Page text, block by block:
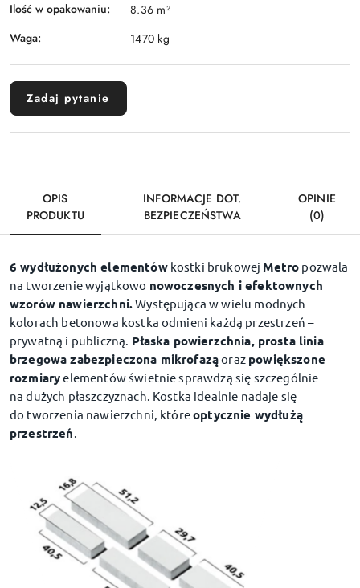
Ilość w opakowaniu:
8.36 m²
Waga:
1470 kg
Zadaj pytanie
OPIS
PRODUKTU
INFORMACJE DOT.
BEZPIECZEŃSTWA
OPINIE
(0)
6 wydłużonych elementówkostki brukowej Metro pozwala
na tworzenie wyjątkowo nowoczesnych i efektownych
wzorów nawierzchni.Występująca w wielu modnych
kolorach betonowa kostka odmieni każdą przestrzeń –
prywatną i publiczną. Płaska powierzchnia, prosta linia
brzegowa zabezpieczona mikrofaząoraz powiększone
rozmiaryelementów świetnie sprawdzą się szczególnie
na dużych płaszczyznach. Kostka idealnie nadaje się
do tworzenia nawierzchni, któreoptycznie wydłużą
przestrzeń.